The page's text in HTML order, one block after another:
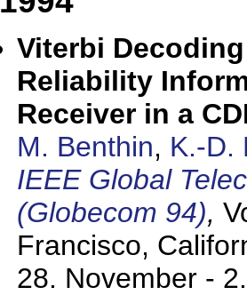
Viterbi
Reliability
Receiver in a
M. Benthin, K.-D.
IEEE Global
(Globecom 94),
Francisco,
28. November -